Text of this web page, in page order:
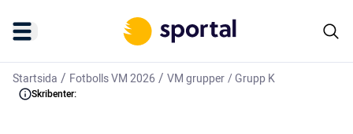
Startsida / Fotbolls VM 2026/ VM grupper/Grupp K
Skribenter: